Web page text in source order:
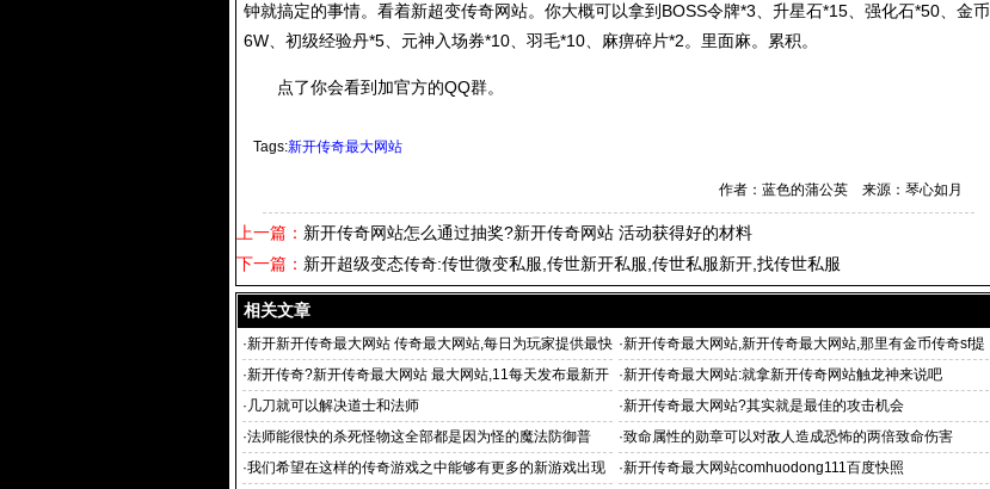
钟就搞定的事情。看着新超变传奇网站。你大概可以拿到BOSS令牌*3、升星石*15、强化石*50、金币
6W、初级经验丹*5、元神入场券*10、羽毛*10、麻痹碎片*2。里面麻。累积。
点了你会看到加官方的QQ群。
Tags:新开传奇最大网站
作者：蓝色的蒲公英 来源：琴心如月
上一篇： 新开传奇网站怎么通过抽奖?新开传奇网站 活动获得好的材料
下一篇： 新开超级变态传奇:传世微变私服,传世新开私服,传世私服新开,找传世私服
相关文章
·新开新开传奇最大网站 传奇最大网站,每日为玩家提供最快
最新
·新开传奇最大网站,新开传奇最大网站,那里有金币传奇sf提
供长期传奇私服1
·新开传奇?新开传奇最大网站 最大网站,11每天发布最新开
传奇
·新开传奇最大网站:就拿新开传奇网站触龙神来说吧
· 几刀就可以解决道士和法师 ·新开传奇最大网站?其实就是最佳的攻击机会
·法师能很快的杀死怪物这全部都是因为怪的魔法防御普 ·致命属性的勋章可以对敌人造成恐怖的两倍致命伤害
·我们希望在这样的传奇游戏之中能够有更多的新游戏出现 ·新开传奇最大网站comhuodong111百度快照